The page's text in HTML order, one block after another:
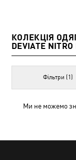
КОЛЕКЦІЯ
DEVIATE
Фільтри (1)
Ми не можемо